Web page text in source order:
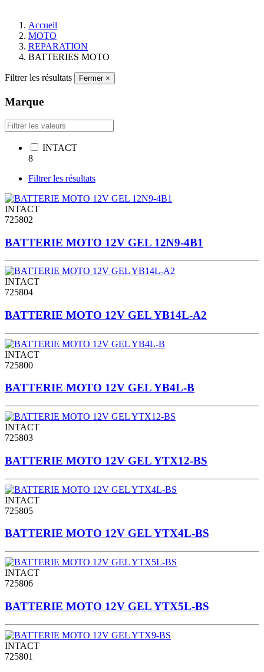
Accueil
MOTO
REPARATION
BATTERIES MOTO
Filtrer les résultats Fermer ×
Marque
INTACT
8
Filtrer les résultats
INTACT
725802
BATTERIE MOTO 12V GEL 12N9-4B1
INTACT
725804
BATTERIE MOTO 12V GEL YB14L-A2
INTACT
725800
BATTERIE MOTO 12V GEL YB4L-B
INTACT
725803
BATTERIE MOTO 12V GEL YTX12-BS
INTACT
725805
BATTERIE MOTO 12V GEL YTX4L-BS
INTACT
725806
BATTERIE MOTO 12V GEL YTX5L-BS
INTACT
725801